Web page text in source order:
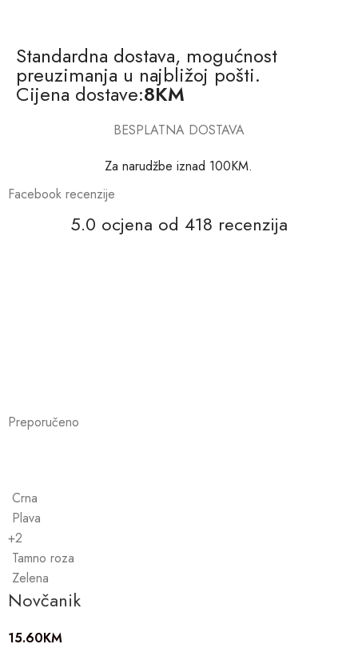
Standardna dostava, mogućnost
preuzimanja u najbližoj pošti.
Cijena dostave:8KM
BESPLATNA DOSTAVA
Za narudžbe iznad 100KM.
Facebook recenzije
5.0 ocjena od 418 recenzija
Preporučeno
Crna
Plava
+2
Tamno roza
Zelena
Novčanik
15.60KM